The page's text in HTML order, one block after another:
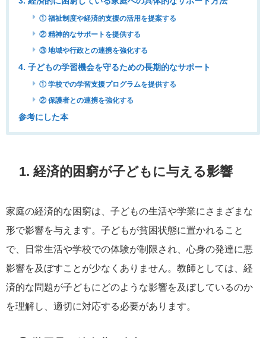
① 福祉制度や経済的支援の活用を提案する
② 精神的なサポートを提供する
③ 地域や行政との連携を強化する
4. 子どもの学習機会を守るための長期的なサポート
① 学校での学習支援プログラムを提供する
② 保護者との連携を強化する
参考にした本
1. 経済的困窮が子どもに与える影響
家庭の経済的な困窮は、子どもの生活や学業にさまざまな
形で影響を与えます。子どもが貧困状態に置かれること
で、日常生活や学校での体験が制限され、心身の発達に悪
影響を及ぼすことが少なくありません。教師としては、経
済的な問題が子どもにどのような影響を及ぼしているのか
を理解し、適切に対応する必要があります。